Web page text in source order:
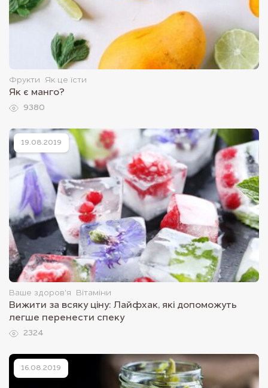
Фрукти Як це їсти
Як є манго?
9380
19.08.2019
Ваше здоров'я Вітаміни
Вижити за всяку ціну: Лайфхак, які допоможуть
легше перенести спеку
2324
16.08.2019